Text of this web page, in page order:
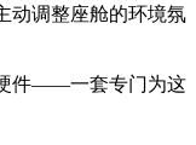
动调整座舱的环境氛
件——一套专门为这